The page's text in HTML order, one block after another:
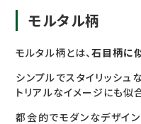
モルタル柄
モルタル柄とは、 石目柄に
シンプルでスタイリッシュ
トリアルなイメージにも似
都会的でモダンなデザイ